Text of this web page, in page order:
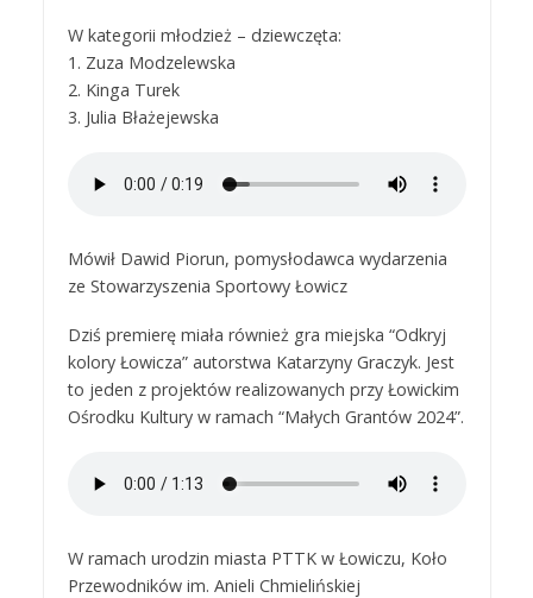
W kategorii młodzież – dziewczęta:
1. Zuza Modzelewska
2. Kinga Turek
3. Julia Błażejewska
Mówił Dawid Piorun, pomysłodawca wydarzenia
ze Stowarzyszenia Sportowy Łowicz
Dziś premierę miała również gra miejska “Odkryj
kolory Łowicza” autorstwa Katarzyny Graczyk. Jest
to jeden z projektów realizowanych przy Łowickim
Ośrodku Kultury w ramach “Małych Grantów 2024”.
W ramach urodzin miasta PTTK w Łowiczu, Koło
Przewodników im. Anieli Chmielińskiej